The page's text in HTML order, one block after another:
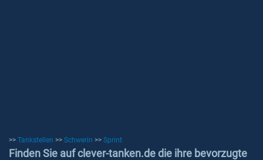
>> Tankstellen >> Schwerin >> Sprint
Finden Sie auf clever-tanken.de die ihre bevorzugte